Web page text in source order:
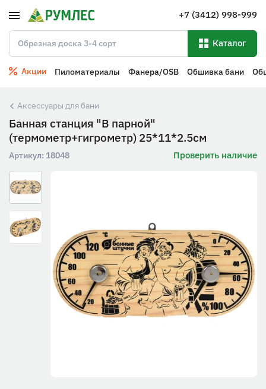
+7 (3412) 998-999
Каталог
Акции Пиломатериалы Фанера/OSB Обшивка бани
Аксессуары для бани
Банная станция "В парной"
(термометр+гигрометр) 25*11*2.5см
Артикул: 18048 Проверить наличие